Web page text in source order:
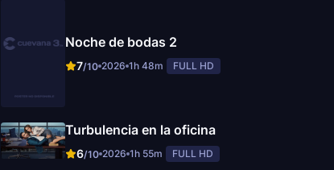
Noche de bodas 2
7/10 2026 1h 48m FULL HD
Turbulencia en la oficina
6/10 2026 1h 55m FULL HD